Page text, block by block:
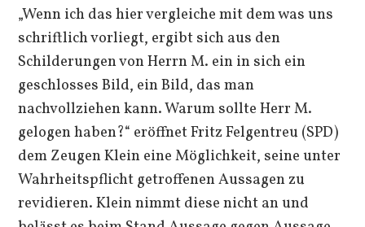
„Wenn ich das hier vergleiche mit dem was uns
schriftlich vorliegt, ergibt sich aus den
Schilderungen von Herrn M. ein in sich ein
geschlosses Bild, ein Bild, das man
nachvollziehen kann. Warum sollte Herr M.
gelogen haben?“ eröffnet Fritz Felgentreu (SPD)
dem Zeugen Klein eine Möglichkeit, seine unter
Wahrheitspflicht getroffenen Aussagen zu
revidieren. Klein nimmt diese nicht an und